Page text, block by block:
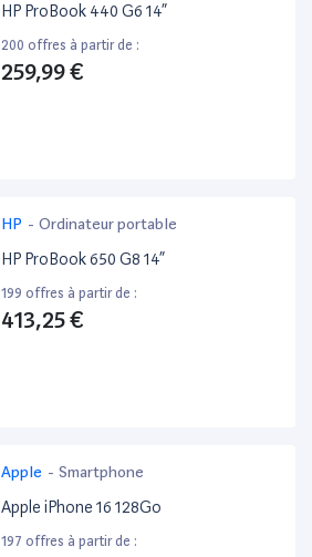
HP ProBook 440 G6 14”
200 offres à partir de :
259,99 €
HP - Ordinateur portable
HP ProBook 650 G8 14”
199 offres à partir de :
413,25 €
Apple - Smartphone
Apple iPhone 16 128Go
197 offres à partir de :